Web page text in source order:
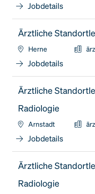
Jobdetails
Ärztliche
Herne
Jobdetails
Ärztliche
Radiologie
Arnstadt
Jobdetails
Ärztliche
Radiologie